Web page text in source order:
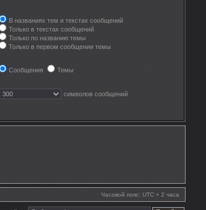
В названиях тем и текстах сообщений
Только в текстах сообщений
Только по названию темы
Только в первом сообщении темы
Сообщения Темы
символов сообщений
Часовой пояс: UTC + 2 часа